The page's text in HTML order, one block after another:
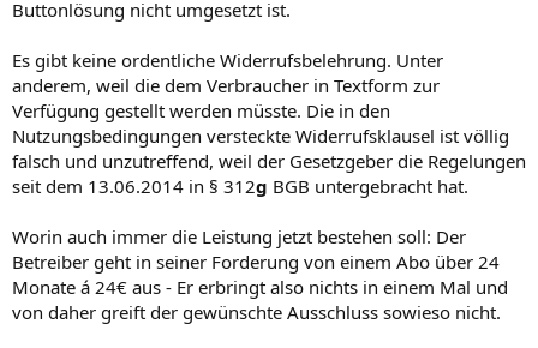
Buttonlösung nicht umgesetzt ist.
Es gibt keine ordentliche Widerrufsbelehrung. Unter
anderem, weil die dem Verbraucher in Textform zur
Verfügung gestellt werden müsste. Die in den
Nutzungsbedingungen versteckte Widerrufsklausel ist völlig
falsch und unzutreffend, weil der Gesetzgeber die Regelungen
seit dem 13.06.2014 in § 312g BGB untergebracht hat.
Worin auch immer die Leistung jetzt bestehen soll: Der
Betreiber geht in seiner Forderung von einem Abo über 24
Monate á 24€ aus - Er erbringt also nichts in einem Mal und
von daher greift der gewünschte Ausschluss sowieso nicht.